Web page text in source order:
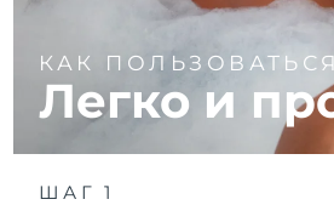
КАК ПОЛЬЗОВАТЬСЯ
Легко и
ШАГ 1